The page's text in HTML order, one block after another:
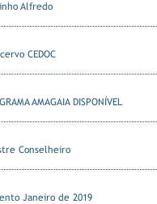
Alfredo
CEDOC
AMAGAIA DISPONÍVEL
Conselheiro
Janeiro de 2019